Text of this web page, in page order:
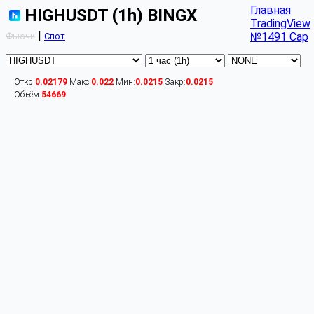
HIGHUSDT (1h) BINGX
Фьючи | Спот
Главная
TradingView
№1491 Cap
Откр:0.02179 Макс:0.022 Мин:0.0215 Закр:0.0215
Объём:54669